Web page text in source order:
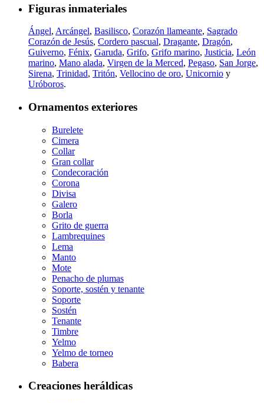
Figuras inmateriales
Ángel, Arcángel, Basilisco, Corazón llameante, Sagrado
Corazón de Jesús, Cordero pascual, Dragante, Dragón,
Guiverno, Fénix, Garuda, Grifo, Grifo marino, Justicia, León
marino, Mano alada, Virgen de la Merced, Pegaso, San Jorge,
Sirena, Trinidad, Tritón, Vellocino de oro, Unicornio y
Uróboros.
Ornamentos exteriores
Burelete
Cimera
Collar
Gran collar
Condecoración
Corona
Divisa
Galero
Borla
Grito de guerra
Lambrequines
Lema
Manto
Mote
Penacho de plumas
Soporte, sostén y tenante
Soporte
Sostén
Tenante
Timbre
Yelmo
Yelmo de torneo
Babera
Creaciones heráldicas